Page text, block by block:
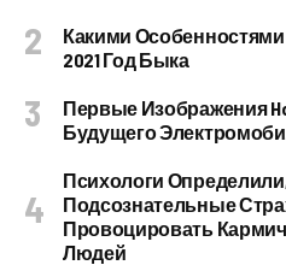
Какими
2021 Год Быка
Первые Изображения
Будущего
Психологи
Подсознательные
Провоцировать
Людей